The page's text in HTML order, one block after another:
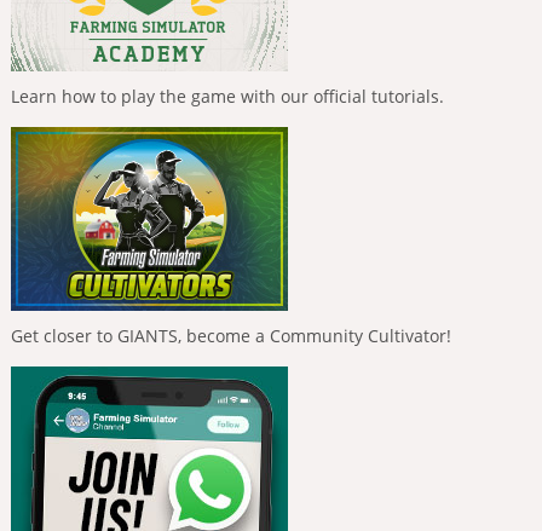
Learn how to play the game with our official tutorials.
Get closer to GIANTS, become a Community Cultivator!